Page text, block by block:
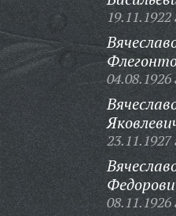
19.11.1922
04.08.1926
23.11.1927
08.11.1926